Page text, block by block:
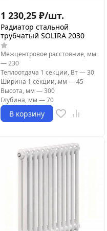
1 230,25 ₽/шт.
Радиатор стальной
трубчатый SOLIRA 2030
Межцентровое расстояние, мм
—230
Теплоотдача 1 секции, Вт—30
Ширина 1 секции, мм —45
Высота, мм —300
Глубина, мм —70
В корзину